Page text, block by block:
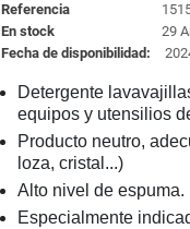
Referencia
En stock
29
Fecha de disponibilidad:
Detergente
equipos y utensilios
Producto neutro,
loza, cristal...)
Alto nivel de espuma.
Especialmente